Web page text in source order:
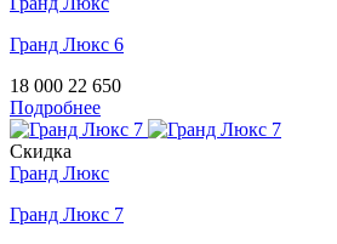
Гранд Люкс 6
18 000 22 650
Подробнее
Скидка
Гранд Люкс
Гранд Люкс 7